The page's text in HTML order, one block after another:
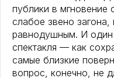
публики в мгновение
слабое звено загона,
равнодушным. И
спектакля — как
самые близкие
вопрос, конечно, не